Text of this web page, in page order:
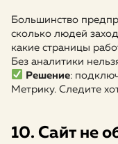
Большинство
сколько людей
какие страницы
Без аналитики
Решение:
Метрику. Следите
10. Сайт не